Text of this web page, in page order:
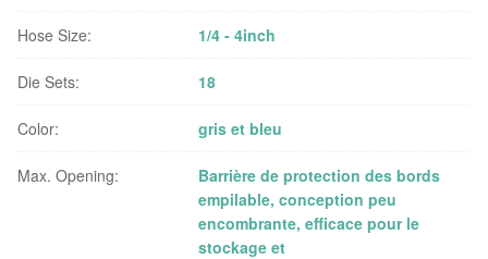
Hose Size: 1/4 - 4inch
Die Sets: 18
Color: gris et bleu
Max. Opening:
Barrière de protection des bords
empilable, conception peu
encombrante, efficace pour le
stockage et